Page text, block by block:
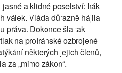
a klidné poselství: Irák
válek. Vláda důrazně hájila
práva. Dokonce šla tak
na proíránské ozbrojené
některých jejich členů,
za „mimo zákon“.